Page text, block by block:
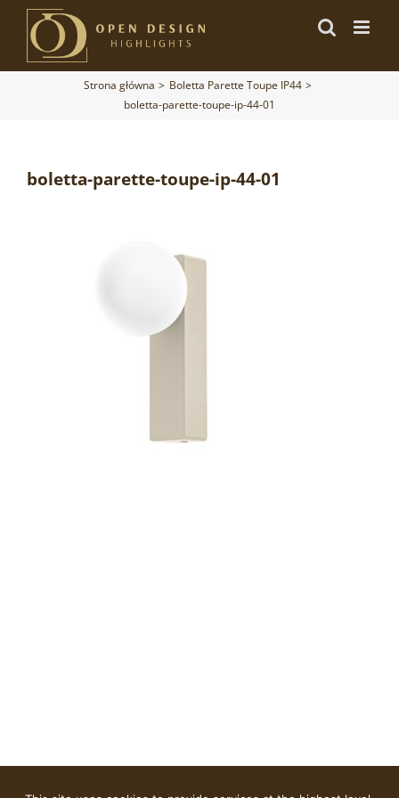
Przejdź
zawartości
Strona główna
Boletta Parette Toupe IP44
boletta-parette-toupe-ip-44-01
boletta-parette-toupe-ip-44-01